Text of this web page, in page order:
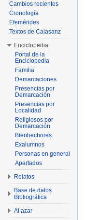
Cambios recientes
Cronología
Efemérides
Textos de Calasanz
Enciclopedia
Portal de la
Enciclopedia
Familia
Demarcaciones
Presencias por
Demarcación
Presencias por
Localidad
Religiosos por
Demarcación
Bienhechores
Exalumnos
Personas en general
Apartados
Relatos
Base de datos
Bibliográfica
Al azar